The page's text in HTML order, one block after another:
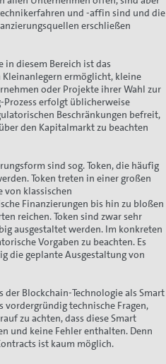
und -affin sind und die
erschließen
in diesem Bereich ist das
ermöglicht, kleine
oder Projekte ihrer Wahl zur
erfolgt üblicherweise
Beschränkungen befreit,
den Kapitalmarkt zu beachten
sind sog. Token, die häufig
Token treten in einer großen
von klassischen
Finanzierungen bis hin zu bloßen
reichen. Token sind zwar sehr
ausgestaltet werden. Im konkreten
Vorgaben zu beachten. Es
die geplante Ausgestaltung von
Blockchain-Technologie als Smart
technische Fragen,
zu achten, dass diese Smart
und keine Fehler enthalten. Denn
ist kaum möglich.